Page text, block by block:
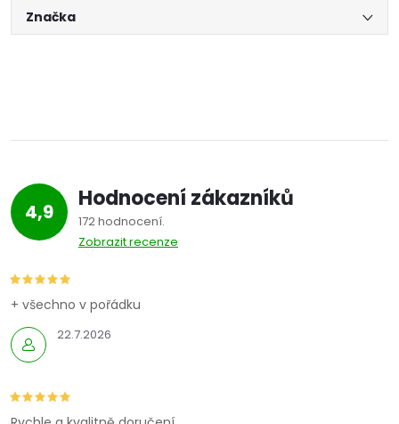
Značka
4,9 Hodnocení zákazníků
172 hodnocení
Zobrazit recenze
22.7.2026
+ všechno v pořádku